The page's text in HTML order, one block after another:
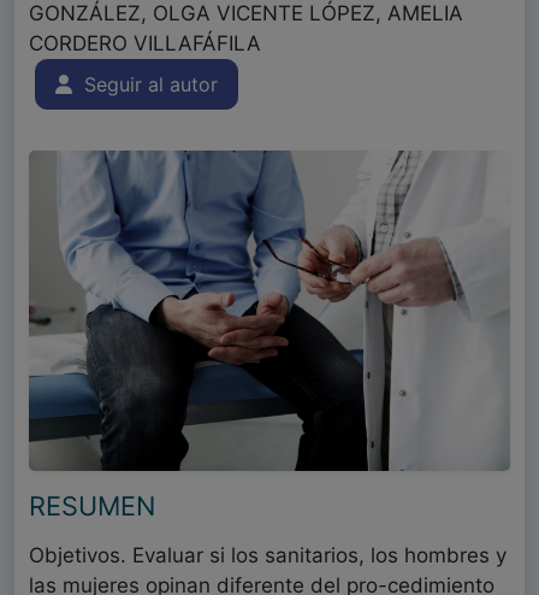
GONZÁLEZ, OLGA VICENTE LÓPEZ, AMELIA
CORDERO VILLAFÁFILA
Seguir al autor
RESUMEN
Objetivos. Evaluar si los sanitarios, los hombres y
las mujeres opinan diferente del pro-cedimiento